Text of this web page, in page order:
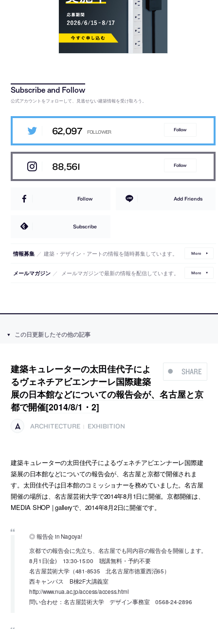
公式アカウントをフォローして、見逃せない建築情報を受け取ろう。
62,097 Follow
88,561 Follow
Follow Add Friends
Subscribe
情報募集 ／ 建築・デザイン・アートの情報を随時募集しています。 More
メールマガジン ／ メールマガジンで最新の情報を配信しています。 More
この日更新したその他の記事
SHARE
建築キュレーターの太田佳代子によ
るヴェネチアビエンナーレ国際建築
展の日本館などについての報告会が、名古屋と京
都で開催[2014/8/1・2]
ARCHITECTURE EXHIBITION
建築キュレーターの太田佳代子によるヴェネチアビエンナーレ国際建
築展の日本館などについての報告会が、名古屋と京都で開催されま
す。太田佳代子は日本館のコミッショナーを務めていました。名古屋
開催の場所は、名古屋芸術大学で2014年8月1日に開催。京都開催は、
MEDIA SHOP | galleryで、2014年8月2日に開催です。
◎ 報告会 in Nagoya!
京都での報告会に先立ち、名古屋でも同内容の報告会を開催します。
8月1日(金) 13:30-15:00 聴講無料・予約不要
名古屋芸術大学（481-8535 北名古屋市徳重西沼65）
西キャンパス B棟2F大講義室
http://www.nua.ac.jp/access/access.html
問い合わせ：名古屋芸術大学 デザイン事務室 0568-24-2896